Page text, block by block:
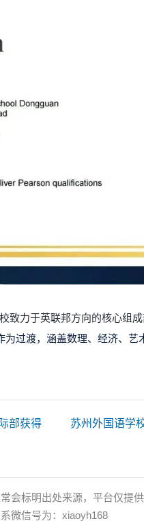
致力于英联邦方向的核心组成
为过渡，涵盖数理、经济、
部获得
苏州外国语学
会标明出处来源，平台仅提
微信号为：xiaoyh168